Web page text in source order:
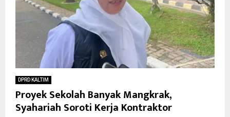
DPRD KALTIM
Proyek Sekolah Banyak Mangkrak,
Syahariah Soroti Kerja Kontraktor